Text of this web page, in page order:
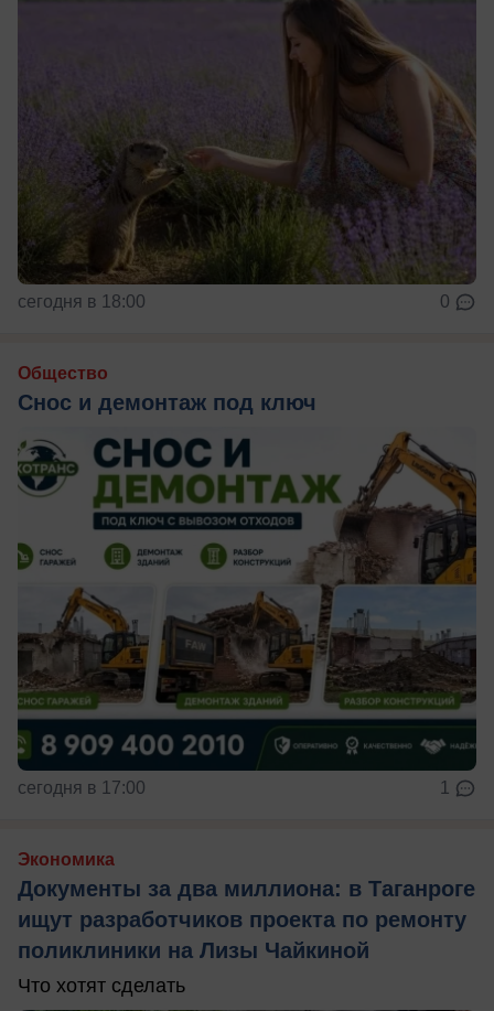
сегодня в 18:00 0
Общество
Снос и демонтаж под ключ
сегодня в 17:00 1
Экономика
Документы за два миллиона: в Таганроге
ищут разработчиков проекта по ремонту
поликлиники на Лизы Чайкиной
Что хотят сделать